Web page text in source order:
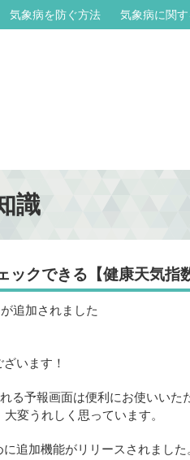
気象病を防ぐ方法 気象病に関
識
クできる【健康天気指
います！
る予報画面は便利にお使いいた
変うれしく思っています。
追加機能がリリースされました